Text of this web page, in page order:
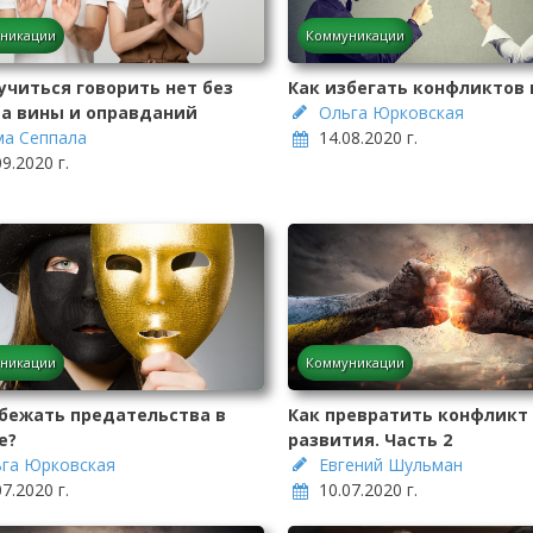
говорить нет без
вины и оправданий
Сеппала
г.
Коммуникации
Как избегать конфликтов
Ольга Юрковская
14.08.2020 г.
предательства в
Юрковская
г.
Коммуникации
Как превратить конфликт
развития. Часть 2
Евгений Шульман
10.07.2020 г.